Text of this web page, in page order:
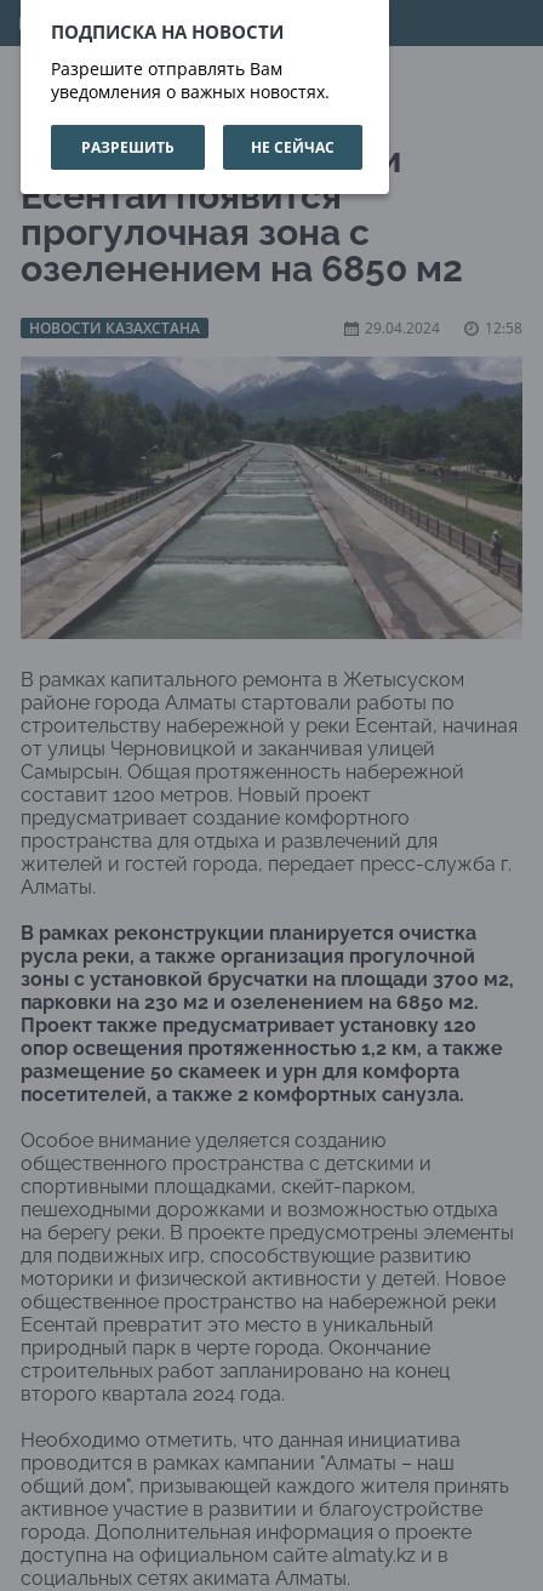
ПОДПИСКА НА НОВОСТИ
Разрешите отправлять Вам
уведомления о важных новостях.
РАЗРЕШИТЬ НЕ СЕЙЧАС
07.08.2026 16:49:11
На набережной реки
Есентай появится
прогулочная зона с
озеленением на 6850 м2
НОВОСТИ КАЗАХСТАНА 29.04.2024 12:58
В рамках капитального ремонта в Жетысуском
районе города Алматы стартовали работы по
строительству набережной у реки Есентай, начиная
от улицы Черновицкой и заканчивая улицей
Самырсын. Общая протяженность набережной
составит 1200 метров. Новый проект
предусматривает создание комфортного
пространства для отдыха и развлечений для
жителей и гостей города, передает пресс-служба г.
Алматы.
В рамках реконструкции планируется очистка
русла реки, а также организация прогулочной
зоны с установкой брусчатки на площади 3700 м2,
парковки на 230 м2 и озеленением на 6850 м2.
Проект также предусматривает установку 120
опор освещения протяженностью 1,2 км, а также
размещение 50 скамеек и урн для комфорта
посетителей, а также 2 комфортных санузла.
Особое внимание уделяется созданию
общественного пространства с детскими и
спортивными площадками, скейт-парком,
пешеходными дорожками и возможностью отдыха
на берегу реки. В проекте предусмотрены элементы
для подвижных игр, способствующие развитию
моторики и физической активности у детей. Новое
общественное пространство на набережной реки
Есентай превратит это место в уникальный
природный парк в черте города. Окончание
строительных работ запланировано на конец
второго квартала 2024 года.
Необходимо отметить, что данная инициатива
проводится в рамках кампании "Алматы – наш
общий дом", призывающей каждого жителя принять
активное участие в развитии и благоустройстве
города. Дополнительная информация о проекте
доступна на официальном сайте almaty.kz и в
социальных сетях акимата Алматы.